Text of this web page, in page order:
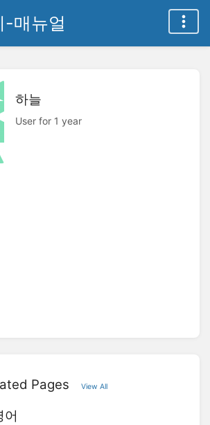
-매뉴얼
하늘
User for 1 year
Pages View All
어